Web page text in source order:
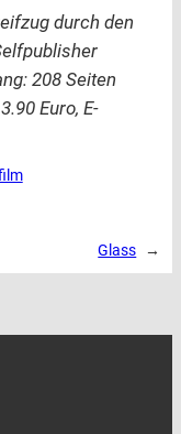
durch den
208 Seiten
Euro, E-
Glass →